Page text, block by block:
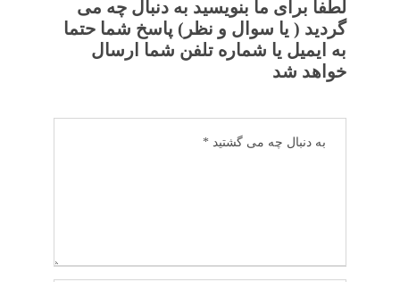
لطفا برای ما بنویسید به دنبال چه می
گردید ( یا سوال و نظر) پاسخ شما حتما
به ایمیل یا شماره تلفن شما ارسال
خواهد شد